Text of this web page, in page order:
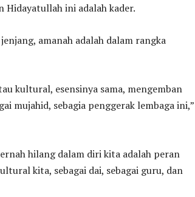
Hidayatullah ini adalah kader.
amanah adalah dalam rangka
kultural, esensinya sama, mengemban
mujahid, sebagia penggerak lembaga ini,”
hilang dalam diri kita adalah peran
kita, sebagai dai, sebagai guru, dan